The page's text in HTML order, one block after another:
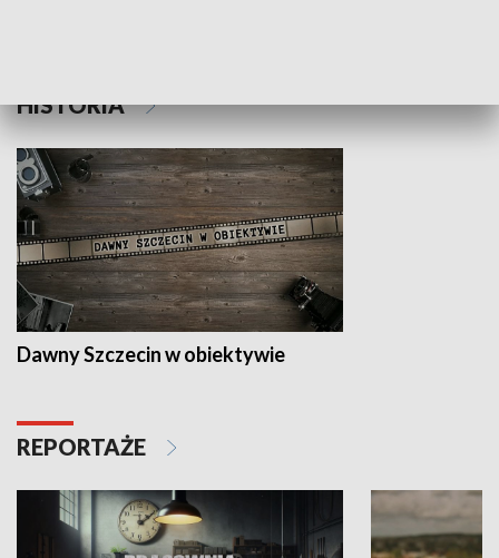
HISTORIA
Dawny Szczecin w obiektywie
REPORTAŻE